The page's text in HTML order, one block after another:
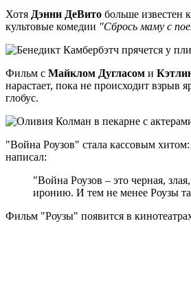
Хотя Дэнни ДеВито больше известен
культовые комедии "Сбрось маму с
Фильм с Майклом Дугласом и
нарастает, пока не происходит
глобус.
"Война Роузов" стала кассовым
написал:
"Война Роузов – это черная,
иронию. И тем не менее Роузы
Фильм "Роузы" появится в